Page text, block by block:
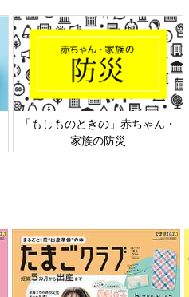
「もしものときの」赤ちゃん・
家族の防災